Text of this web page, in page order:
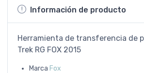
Información de producto
Herramienta de transferencia de
Trek RG FOX 2015
Marca Fox